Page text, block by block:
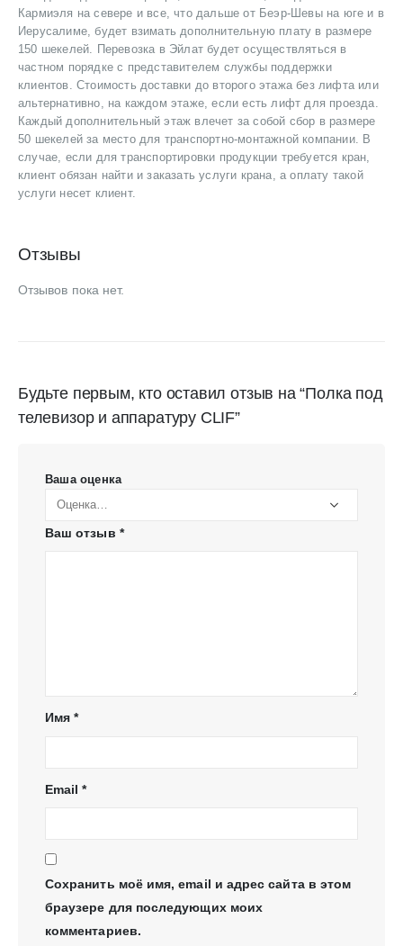
Кармиэля на севере и все, что дальше от Беэр-Шевы на юге и в
Иерусалиме, будет взимать дополнительную плату в размере
150 шекелей. Перевозка в Эйлат будет осуществляться в
частном порядке с представителем службы поддержки
клиентов. Стоимость доставки до второго этажа без лифта или
альтернативно, на каждом этаже, если есть лифт для проезда.
Каждый дополнительный этаж влечет за собой сбор в размере
50 шекелей за место для транспортно-монтажной компании. В
случае, если для транспортировки продукции требуется кран,
клиент обязан найти и заказать услуги крана, а оплату такой
услуги несет клиент.
Отзывы
Отзывов пока нет.
Будьте первым, кто оставил отзыв на “Полка под
телевизор и аппаратуру CLIF”
Ваша оценка
Ваш отзыв *
Имя*
Email*
Сохранить моё имя, email и адрес сайта в этом
браузере для последующих моих
комментариев.